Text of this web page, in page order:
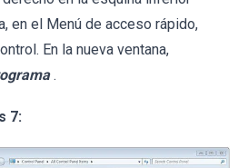
en el Menú de acceso rápido,
En la nueva ventana,
.
7: